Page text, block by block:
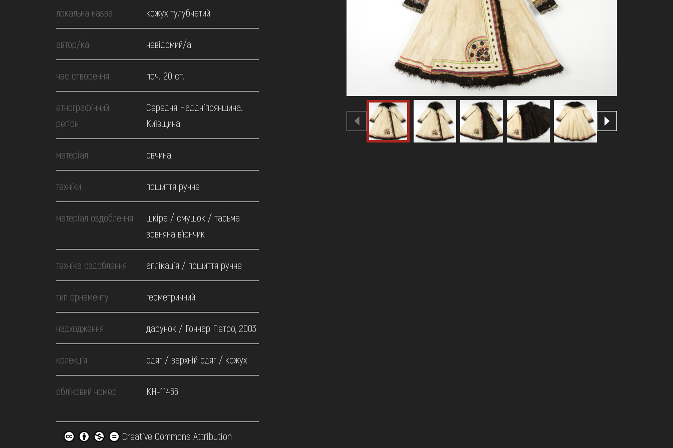
ВІДВІДАТИ
НАВЧИТИСЯ
ПОСЛУГИ
локальна назва кожух тулубчатий
автор/ка невідомий/а
час створення поч. 20 ст.
етнографічний
регіон
Середня Наддніпрянщина.
Київщина
матеріал овчина
техніки пошиття ручне
матеріал оздоблення
шкіра / смушок / тасьма
вовняна в'юнчик
техніка оздоблення аплікація / пошиття ручне
тип орнаменту геометричний
надходження дарунок / Гончар Петро, 2003
колекція одяг / верхній одяг / кожух
обліковий номер КН-11466
Creative Commons Attribution